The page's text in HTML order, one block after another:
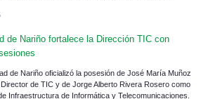
de Nariño fortalece la Dirección TIC con
de Nariño oficializó la posesión de José María Muñoz
de TIC y de Jorge Alberto Rivera Rosero como
Infraestructura de Informática y Telecomunicaciones.